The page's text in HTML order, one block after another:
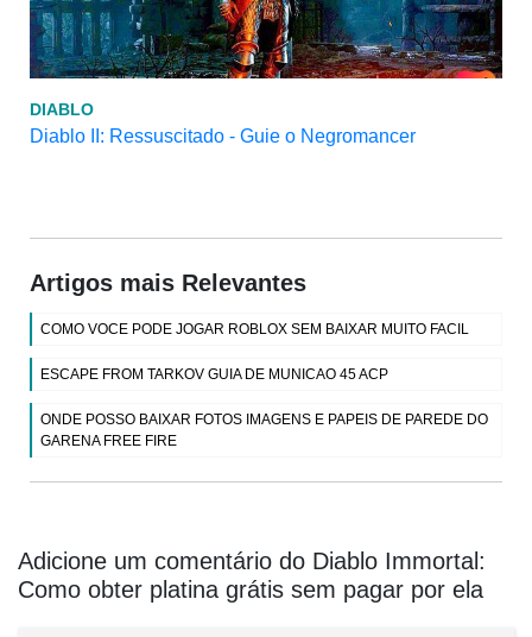
DIABLO
Diablo II: Ressuscitado - Guie o Negromancer
Artigos mais Relevantes
COMO VOCE PODE JOGAR ROBLOX SEM BAIXAR MUITO FACIL
ESCAPE FROM TARKOV GUIA DE MUNICAO 45 ACP
ONDE POSSO BAIXAR FOTOS IMAGENS E PAPEIS DE PAREDE DO
GARENA FREE FIRE
Adicione um comentário do Diablo Immortal:
Como obter platina grátis sem pagar por ela